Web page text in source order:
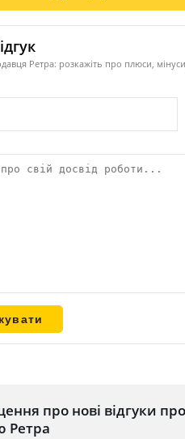
а й іноземні споживачі.
Ретра: розкажіть про плюси,
про нові відгуки про
Ретра